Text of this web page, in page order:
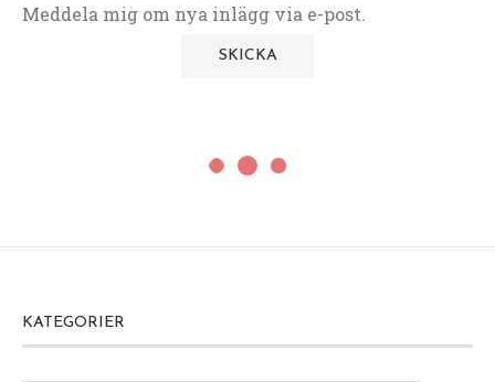
Meddela mig om nya inlägg via e-post.
KATEGORIER